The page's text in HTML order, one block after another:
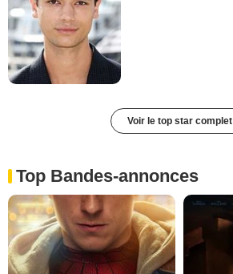
Voir le top star complet
Top Bandes-annonces